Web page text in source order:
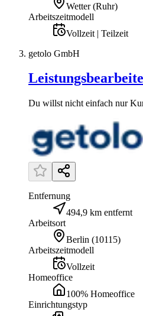
Wetter (Ruhr)
Arbeitszeitmodell
Vollzeit | Teilzeit
getolo GmbH
Du willst nicht einfach nur
Entfernung
494,9 km entfernt
Arbeitsort
Berlin (10115)
Arbeitszeitmodell
Vollzeit
Homeoffice
100% Homeoffice
Einrichtungstyp